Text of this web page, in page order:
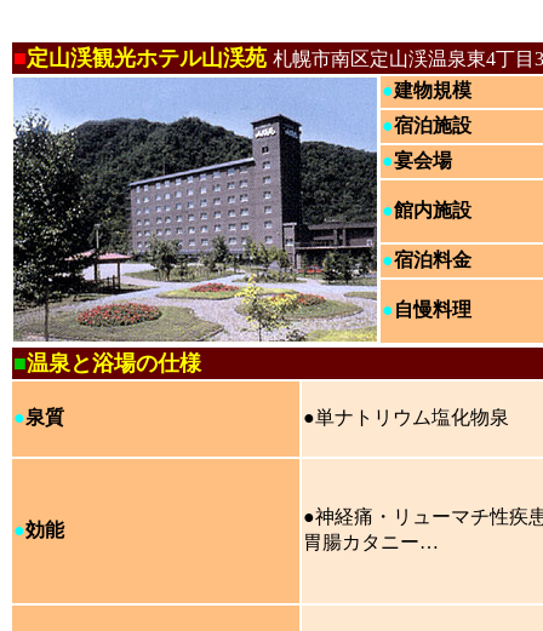
■定山渓観光ホテル山渓苑 札幌市南区定山渓温泉東4丁
●建物規模
●宿泊施設
●宴会場
●館内施設
●宿泊料金
●自慢料理
■温泉と浴場の仕様
●泉質 ●単ナトリウム塩化物泉
●効能
●神経痛・リューマチ性疾
胃腸カタニー…